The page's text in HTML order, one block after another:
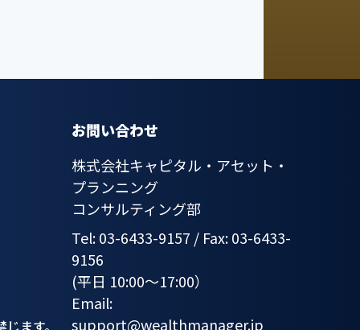
お問い合わせ
株式会社キャピタル・アセット・
プランニング
コンサルティング部
Tel: 03-6433-9157 / Fax: 03-6433-
9156
(平日 10:00〜17:00）
Email:
support@wealthmanager.jp
ます。